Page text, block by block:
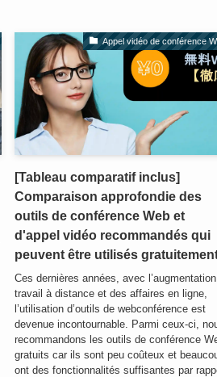
Appel vidéo de conférence
[Tableau comparatif inclus]
Comparaison approfondie des
outils de conférence Web et
d'appel vidéo recommandés qui
peuvent être utilisés
Ces dernières années, avec
travail à distance et des affaires en ligne,
l’utilisation d’outils de webconférence est
devenue incontournable. Parmi ceux-ci,
recommandons les outils de conférence
gratuits car ils sont peu coûteux et
ont des fonctionnalités suffisantes par